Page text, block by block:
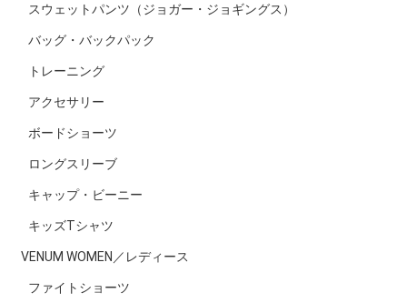
スウェットパンツ（ジョガー・ジョギングス）
バッグ・バックパック
トレーニング
アクセサリー
ボードショーツ
ロングスリーブ
キャップ・ビーニー
キッズTシャツ
VENUM WOMEN／レディース
ファイトショーツ